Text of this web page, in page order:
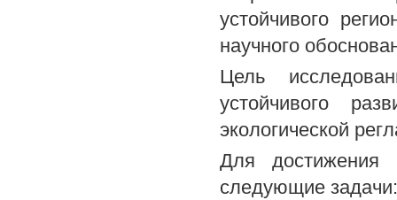
устойчивого
научного
Цель
устойчивого
экологической
Для
следующие задачи: